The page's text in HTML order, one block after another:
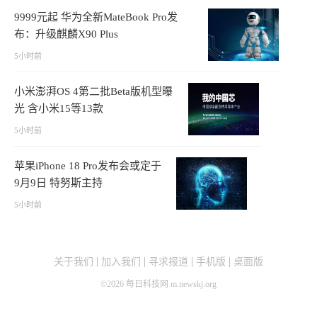
9999元起 华为全新MateBook Pro发
布：升级麒麟X90 Plus
5小时前
小米澎湃OS 4第二批Beta版机型曝
光 含小米15等13款
5小时前
苹果iPhone 18 Pro发布会或定于
9月9日 特努斯主持
5小时前
关于我们 加入我们 寻求报道 手机版 桌面版
©2026 每日科技网 m.newskj.org